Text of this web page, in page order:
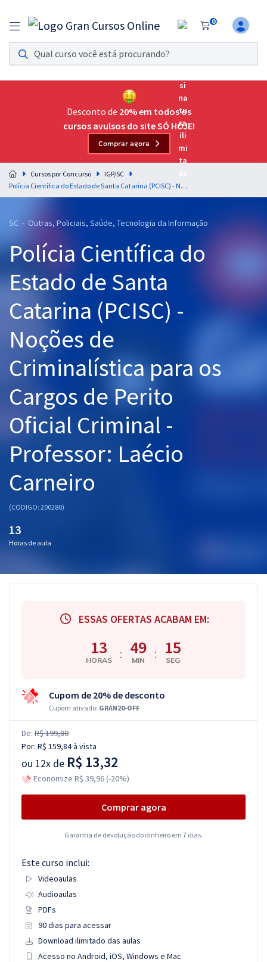
0
Assinatura Ilimitada 11
Acesso a todos os cursos. Teste grátis por 7 dias!
Assinatura OAB Até Passar
Acesso ilimitado a toda preparação para o Exame da
Residências Multiprofissionais
Preparação completa e intensiva para as principais
residências em saúde do Brasil
Cursos 20% OFF
Pós
Graduação
OAB
Mentorias
Questões grátis
Conteúdo gratuito
Aprovados
Desconto de 20% em todos os
cursos avulsos do site SÓ HOJE!
Comprar agora
Cursos por Concurso
IGP/SC
Polícia Científica do Estado de Santa Catarina (PCISC) - Noções de Criminalística para os Cargos de Perito Oficial Criminal - Professor: Laécio Carneiro
SC - Outras, Policiais, Saúde, Tecnologia da Informação
Polícia Científica do
Estado de Santa
Catarina (PCISC) -
Noções de
Criminalística para os
Cargos de Perito
Oficial Criminal -
Professor: Laécio
Carneiro
(CÓDIGO: 200280)
13
Horas de aula
ESSAS OFERTAS ACABAM EM:
13
HORAS : 49
MIN : 14
SEG
Cupom de 20% de desconto
Cupom ativado: GRAN20-OFF
De: R$ 199,80
Por: R$ 159,84à vista
ou 12x de R$ 13,32
Economize R$ 39,96 (-20%)
Comprar agora
Garantia de devolução do dinheiro em 7 dias.
Este curso inclui:
Videoaulas
Audioaulas
PDFs
90 dias para acessar
Download ilimitado das aulas
Acesso no Android, iOS, Windows e Mac